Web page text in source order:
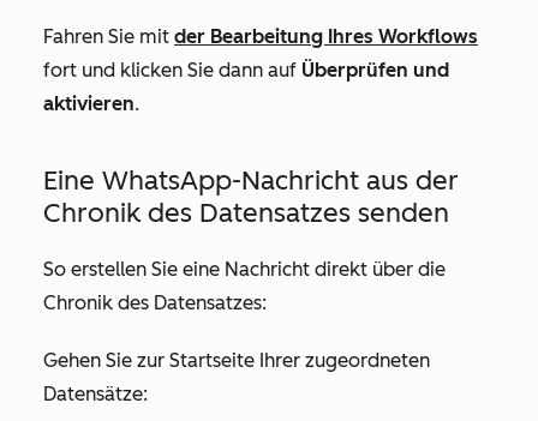
Fahren Sie mit der Bearbeitung Ihres Workflows
fort und klicken Sie dann auf Überprüfen und
aktivieren.
Eine WhatsApp-Nachricht aus der
Chronik des Datensatzes senden
So erstellen Sie eine Nachricht direkt über die
Chronik des Datensatzes:
Gehen Sie zur Startseite Ihrer zugeordneten
Datensätze: